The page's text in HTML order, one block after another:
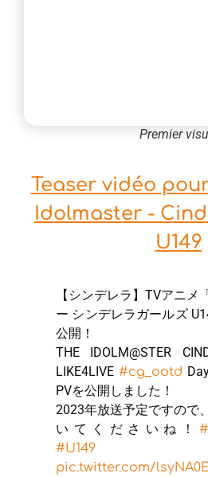
Premier
Teaser vidéo
Idolmaster -
U149
【シンデレラ】TVアニメ
ー シンデレラガールズ
公開！
THE IDOLM@STER
LIKE4LIVE #cg_ootd
PVを公開しました！
2023年放送予定ですので
いてくださいね！
#U149
pic.twitter.com/